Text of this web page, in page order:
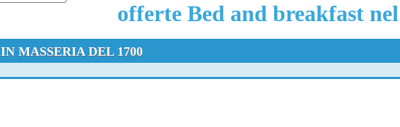
offerte Bed and breakfast
MASSERIA DEL 1700